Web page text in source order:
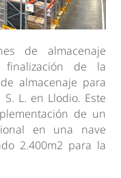
de almacenaje
finalización de la
almacenaje para
L. en Llodio. Este
de un
en una nave
2.400m2 para la